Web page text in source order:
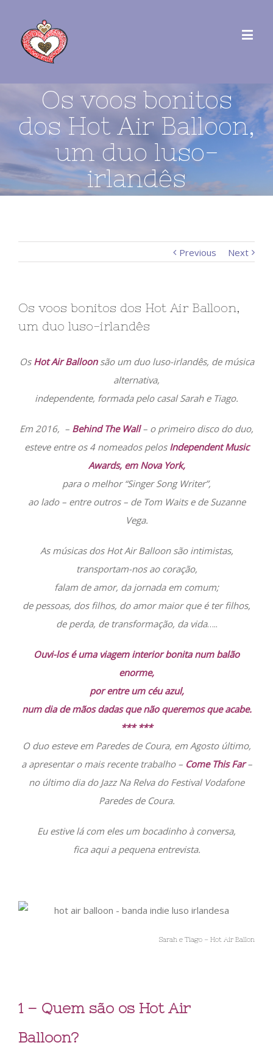
Os voos bonitos
dos Hot Air Balloon,
um duo luso-
irlandês
Previous Next
Os voos bonitos dos Hot Air Balloon,
um duo luso-irlandês
Os Hot Air Balloonsão um duo luso-irlandês, de música
alternativa,
independente, formada pelo casal Sarah e Tiago.
Em 2016, – Behind The Wall– o primeiro disco do duo,
esteve entre os 4 nomeados pelosIndependent Music
Awards, em Nova York,
para o melhor “Singer Song Writer”,
ao lado – entre outros – de Tom Waits e de Suzanne
Vega.
As músicas dos Hot Air Balloon são intimistas,
transportam-nos ao coração,
falam de amor, da jornada em comum;
de pessoas, dos filhos, do amor maior que é ter filhos,
de perda, de transformação, da vida…..
Ouvi-los é uma viagem interior bonita num balão
enorme,
por entre um céu azul,
num dia de mãos dadas que não queremos que acabe.
*** ***
O duo esteve em Paredes de Coura, em Agosto último,
a apresentar o mais recente trabalho – Come This Far–
no último dia do Jazz Na Relva do Festival Vodafone
Paredes de Coura.
Eu estive lá com eles um bocadinho à conversa,
fica aqui a pequena entrevista.
Sarah e Tiago – Hot Air Ballon
1 – Quem são os Hot Air
Balloon?